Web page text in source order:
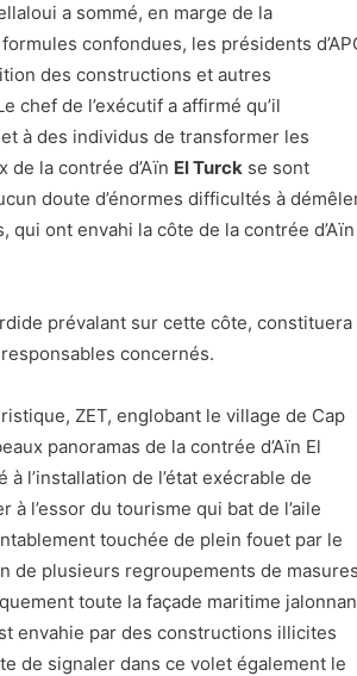
a sommé, en marge de la
confondues, les présidents
des constructions et autres
chef de l’exécutif a affirmé qu’il
à des individus de transformer les
la contrée d’Aïn El Turck se sont
doute d’énormes difficultés à
ont envahi la côte de la contrée d’Aïn
prévalant sur cette côte, constituera
concernés.
ZET, englobant le village de Cap
panoramas de la contrée d’Aïn El
l’installation de l’état exécrable de
l’essor du tourisme qui bat de l’aile
touchée de plein fouet par le
de plusieurs regroupements de masures
toute la façade maritime
envahie par des constructions illicites
de signaler dans ce volet également le